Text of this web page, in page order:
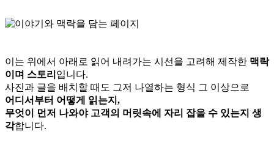
이는 위에서 아래로 읽어 내려가는 시선을 고려해 제작한 맥락
이며 스토리 입니다.
사진과 글을 배치할 때도 그저 나열하는 형식 그 이상으로
어디서부터 어떻게 읽는지,
무엇이 먼저 나와야 고객의 머릿속에 자리 잡을 수 있는지 생
각합니다.